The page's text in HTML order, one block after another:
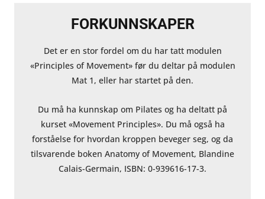
FORKUNNSKAPER
Det er en stor fordel om du har tatt modulen
«Principles of Movement» før du deltar på modulen
Mat 1, eller har startet på den.
Du må ha kunnskap om Pilates og ha deltatt på
kurset «Movement Principles». Du må også ha
forståelse for hvordan kroppen beveger seg, og da
tilsvarende boken Anatomy of Movement, Blandine
Calais-Germain, ISBN: 0-939616-17-3.